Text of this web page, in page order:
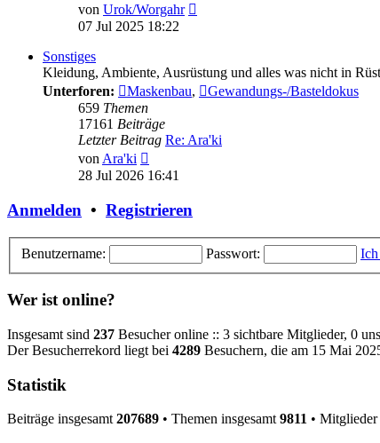
von Urok/Worgahr
07 Jul 2025 18:22
Sonstiges
Kleidung, Ambiente, Ausrüstung und alles was nicht in
Unterforen:
Maskenbau,
Gewandungs-/Basteldokus
659 Themen
17161 Beiträge
Letzter Beitrag Re: Ara'ki
vonAra'ki
Beitrag
28 Jul 2026 16:41
Anmelden • Registrieren
Benutzername: Passwort: Ich
Wer ist online?
Insgesamt sind 237 Besucher online :: 3 sichtbare Mitglieder, 0
Der Besucherrekord liegt bei 4289 Besuchern, die am 15 Mai
Statistik
Beiträge insgesamt 207689 • Themen insgesamt 9811 • Mitglieder